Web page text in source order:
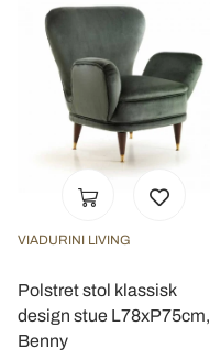
VIADURINI LIVING
Polstret stol klassisk
design stue L78xP75cm,
Benny